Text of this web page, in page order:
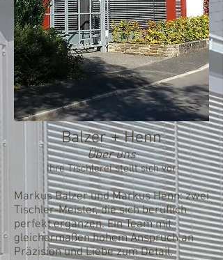
Balzer + Henn
Über uns
Ihre Tischlerei stellt sich vor
Markus Balzer und Markus Henn: zwei
Tischler-Meister, die sich beruflich
perfekt ergänzen. Ein Team mit
gleichermaßen hohem Anspruch an
Präzision und Liebe zum Detail.